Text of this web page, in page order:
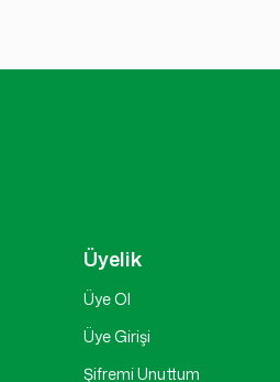
Üyelik
Üye Ol
Üye Girişi
Şifremi Unuttum